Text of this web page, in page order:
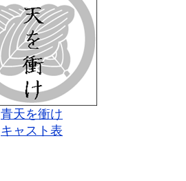
青天を衝け
キャスト表